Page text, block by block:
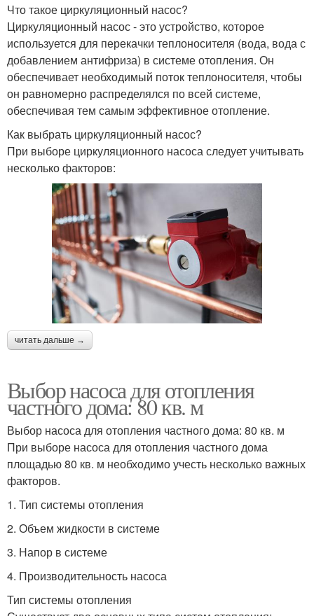
Что такое циркуляционный насос?
Циркуляционный насос - это устройство, которое
используется для перекачки теплоносителя (вода, вода с
добавлением антифриза) в системе отопления. Он
обеспечивает необходимый поток теплоносителя, чтобы
он равномерно распределялся по всей системе,
обеспечивая тем самым эффективное отопление.
Как выбрать циркуляционный насос?
При выборе циркуляционного насоса следует учитывать
несколько факторов:
читать дальше →
Выбор насоса для отопления
частного дома: 80 кв. м
Выбор насоса для отопления частного дома: 80 кв. м
При выборе насоса для отопления частного дома
площадью 80 кв. м необходимо учесть несколько важных
факторов.
1. Тип системы отопления
2. Объем жидкости в системе
3. Напор в системе
4. Производительность насоса
Тип системы отопления